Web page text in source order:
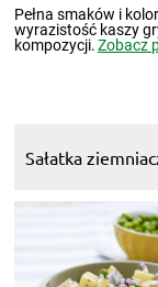
Pełna smaków i
wyrazistość kaszy
kompozycji.Zobacz
Sałatka